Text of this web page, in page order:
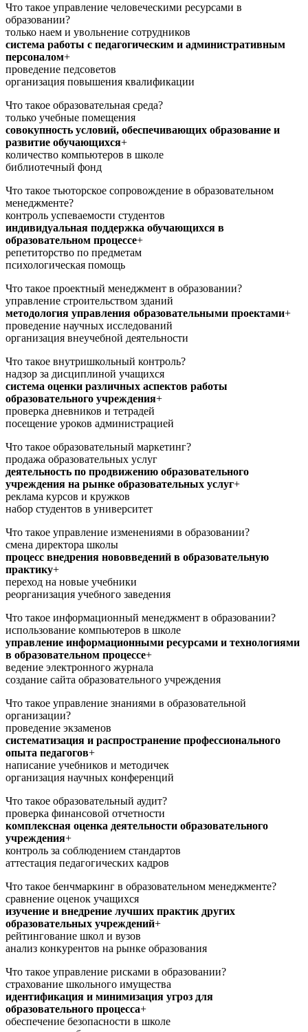
Что такое управление человеческими ресурсами в
образовании?
только наем и увольнение сотрудников
система работы с педагогическим и административным
персоналом+
проведение педсоветов
организация повышения квалификации
Что такое образовательная среда?
только учебные помещения
совокупность условий, обеспечивающих образование и
развитие обучающихся+
количество компьютеров в школе
библиотечный фонд
Что такое тьюторское сопровождение в образовательном
менеджменте?
контроль успеваемости студентов
индивидуальная поддержка обучающихся в
образовательном процессе+
репетиторство по предметам
психологическая помощь
Что такое проектный менеджмент в образовании?
управление строительством зданий
методология управления образовательными проектами+
проведение научных исследований
организация внеучебной деятельности
Что такое внутришкольный контроль?
надзор за дисциплиной учащихся
система оценки различных аспектов работы
образовательного учреждения+
проверка дневников и тетрадей
посещение уроков администрацией
Что такое образовательный маркетинг?
продажа образовательных услуг
деятельность по продвижению образовательного
учреждения на рынке образовательных услуг+
реклама курсов и кружков
набор студентов в университет
Что такое управление изменениями в образовании?
смена директора школы
процесс внедрения нововведений в образовательную
практику+
переход на новые учебники
реорганизация учебного заведения
Что такое информационный менеджмент в образовании?
использование компьютеров в школе
управление информационными ресурсами и технологиями
в образовательном процессе+
ведение электронного журнала
создание сайта образовательного учреждения
Что такое управление знаниями в образовательной
организации?
проведение экзаменов
систематизация и распространение профессионального
опыта педагогов+
написание учебников и методичек
организация научных конференций
Что такое образовательный аудит?
проверка финансовой отчетности
комплексная оценка деятельности образовательного
учреждения+
контроль за соблюдением стандартов
аттестация педагогических кадров
Что такое бенчмаркинг в образовательном менеджменте?
сравнение оценок учащихся
изучение и внедрение лучших практик других
образовательных учреждений+
рейтингование школ и вузов
анализ конкурентов на рынке образования
Что такое управление рисками в образовании?
страхование школьного имущества
идентификация и минимизация угроз для
образовательного процесса+
обеспечение безопасности в школе